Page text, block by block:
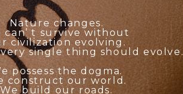
Nature changes.
can’ t survive without
civilization evolving.
single thing should evolve.
possess the dogma.
construct our world.
We build our roads.